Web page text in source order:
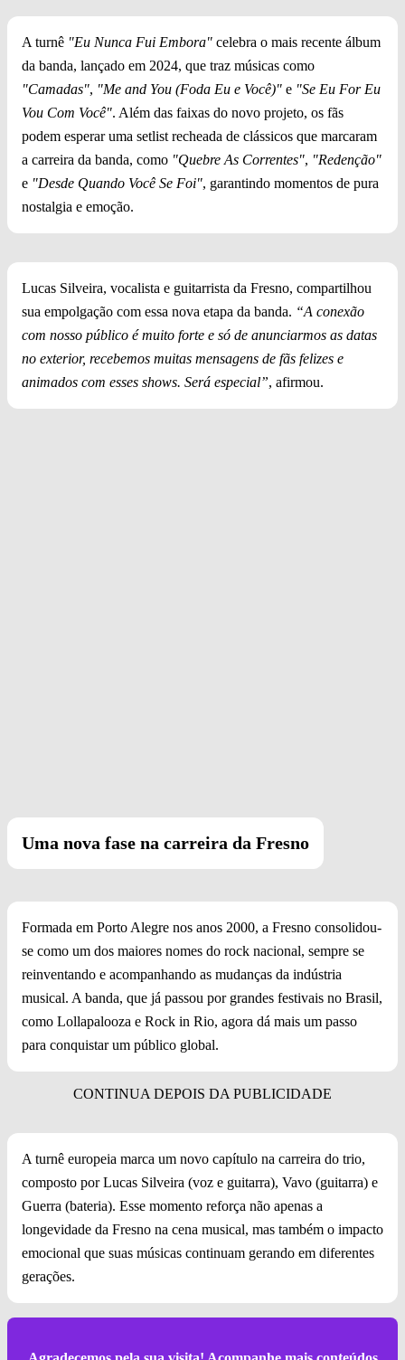
A turnê "Eu Nunca Fui Embora" celebra o mais recente álbum
da banda, lançado em 2024, que traz músicas como
"Camadas", "Me and You (Foda Eu e Você)" e "Se Eu For Eu
Vou Com Você". Além das faixas do novo projeto, os fãs
podem esperar uma setlist recheada de clássicos que marcaram
a carreira da banda, como "Quebre As Correntes", "Redenção"
e "Desde Quando Você Se Foi", garantindo momentos de pura
nostalgia e emoção.
Lucas Silveira, vocalista e guitarrista da Fresno, compartilhou
sua empolgação com essa nova etapa da banda. “A conexão
com nosso público é muito forte e só de anunciarmos as datas
no exterior, recebemos muitas mensagens de fãs felizes e
animados com esses shows. Será especial”, afirmou.
Uma nova fase na carreira da Fresno
Formada em Porto Alegre nos anos 2000, a Fresno consolidou-
se como um dos maiores nomes do rock nacional, sempre se
reinventando e acompanhando as mudanças da indústria
musical. A banda, que já passou por grandes festivais no Brasil,
como Lollapalooza e Rock in Rio, agora dá mais um passo
para conquistar um público global.
A turnê europeia marca um novo capítulo na carreira do trio,
composto por Lucas Silveira (voz e guitarra), Vavo (guitarra) e
Guerra (bateria). Esse momento reforça não apenas a
longevidade da Fresno na cena musical, mas também o impacto
emocional que suas músicas continuam gerando em diferentes
gerações.